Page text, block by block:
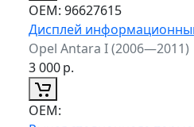
ОЕМ: 96627615
Дисплей
Opel Antara I (2006—2011)
3 000р.
ОЕМ: